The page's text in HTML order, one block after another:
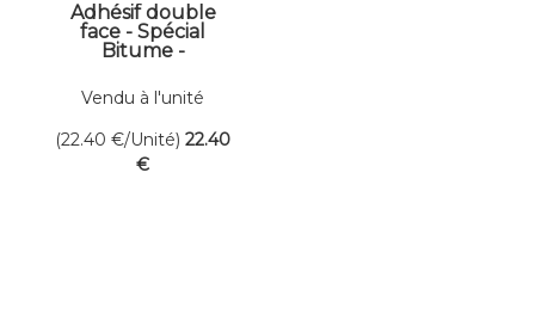
Adhésif double
face - Spécial
Bitume -
Long.25ml
Vendu à l'unité
(22.40 €/Unité) 22.40
€